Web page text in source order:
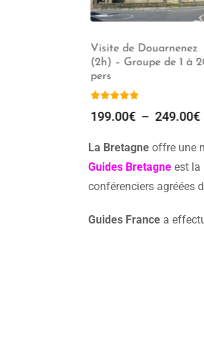
Visite de Douarnenez
(2h) – Groupe de 1 à
pers
199.00€ – 249.00€
La Bretagne offre une
Guides Bretagne est la
conférenciers agréées
Guides France a